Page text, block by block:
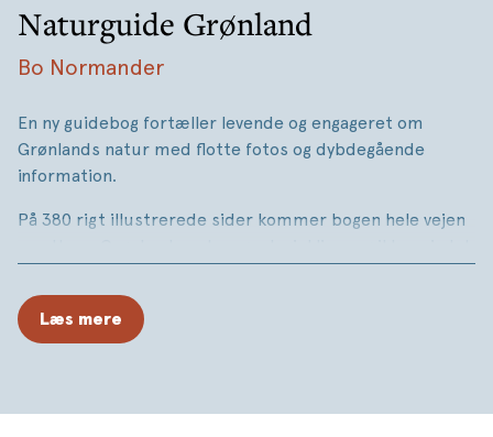
Naturguide Grønland
Bo Normander
En ny guidebog fortæller levende og engageret om
Grønlands natur med flotte fotos og dybdegående
information.
På 380 rigt illustrerede sider kommer bogen hele vejen
indeholder inspirerende rejsetips og er opslagsværk for
mere end 550 arter af dyr, planter, svampe m.fl. Dertil
Læs mere